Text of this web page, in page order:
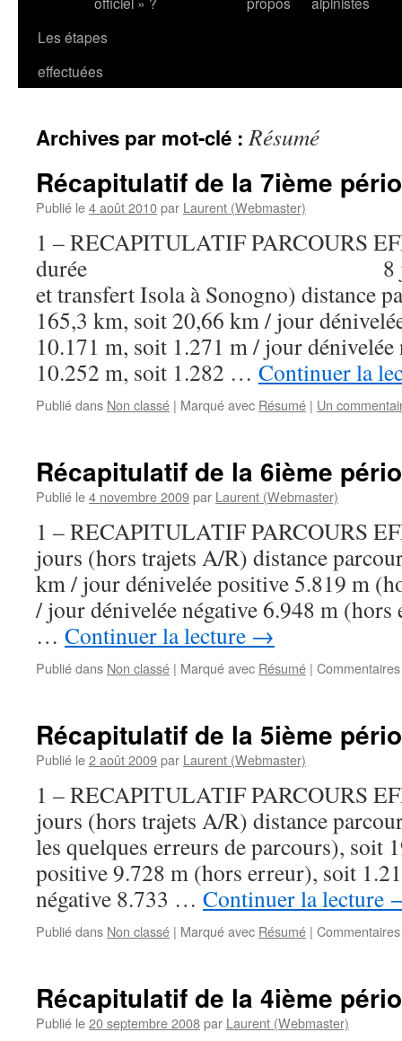
Les étapes
effectuées
Archives par mot-clé :Résumé
Récapitulatif de la 7ième
Publié le4 août 2010par Laurent (Webmaster)
1 – RECAPITULATIF PARCOURS
durée 8 jours
et transfert Isola à Sonogno)
165,3 km, soit 20,66 km / jour
10.171 m, soit 1.271 m / jour
10.252 m, soit 1.282 … Continuer la
Publié dans Non classé | Marqué avec Résumé | Un
Récapitulatif de la 6ième
Publié le4 novembre 2009par Laurent (Webmaster)
1 – RECAPITULATIF PARCOURS
jours (hors trajets A/R) distance
km / jour dénivelée positive 5.819 m
/ jour dénivelée négative 6.948 m
… Continuer la lecture →
Publié dans Non classé | Marqué avec Résumé |
Récapitulatif de la 5ième
Publié le2 août 2009par Laurent (Webmaster)
1 – RECAPITULATIF PARCOURS
jours (hors trajets A/R) distance
les quelques erreurs de parcours), soit
positive 9.728 m (hors erreur), soit
négative 8.733 … Continuer la lecture
Publié dans Non classé | Marqué avec Résumé |
Récapitulatif de la 4ième
Publié le20 septembre 2008par Laurent (Webmaster)